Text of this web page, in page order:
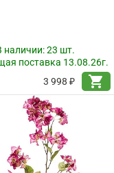
наличии:23 шт.
поставка 13.08.26г.
3 998 ₽
shopping_cart